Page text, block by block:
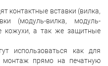
контактные вставки (вилка,
(модуль-вилка, модуль-
кожухи, а так же защитные
использоваться как для
монтаж прямо на печатную